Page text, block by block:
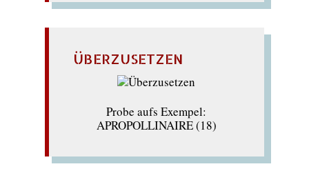
ÜBERZUSETZEN
Probe aufs Exempel:
APROPOLLINAIRE (18)